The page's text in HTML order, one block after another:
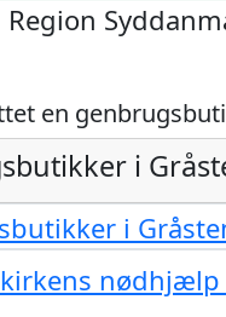
Region
en
i
nødhjælp